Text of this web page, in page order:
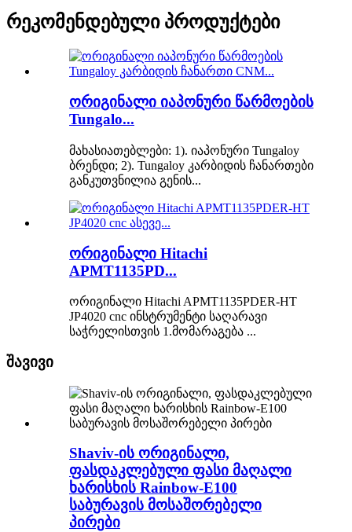
რეკომენდებული პროდუქტები
ორიგინალი იაპონური წარმოების
Tungalo...
მახასიათებლები: 1). იაპონური Tungaloy
ბრენდი; 2). Tungaloy კარბიდის ჩანართები
განკუთვნილია გენის...
ორიგინალი Hitachi
APMT1135PD...
ორიგინალი Hitachi APMT1135PDER-HT
JP4020 cnc ინსტრუმენტი საღარავი
საჭრელისთვის 1.მომარაგება ...
შავივი
Shaviv-ის ორიგინალი,
ფასდაკლებული ფასი მაღალი
ხარისხის Rainbow-E100
საბურავის მოსაშორებელი
პირები